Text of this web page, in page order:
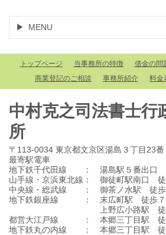
MENU
トップページ 当事務所の特徴 借金の問
商業登記のご相談
事務所紹介 料金
中村克之司法書士行
所
〒113-0034 東京都文京区湯島３丁目23
最寄駅電車
地下鉄千代田線 ： 湯島駅５番出口
山手線・京浜東北線： 御徒町駅南口 徒
中央線・総武線 ： 御茶ノ水駅 徒歩
地下鉄銀座線 ： 末広町駅 徒歩７
上野広小路駅 徒歩
都営大江戸線 ： 本郷三丁目駅 徒
地下鉄丸の内線 ： 本郷三丁目駅 徒